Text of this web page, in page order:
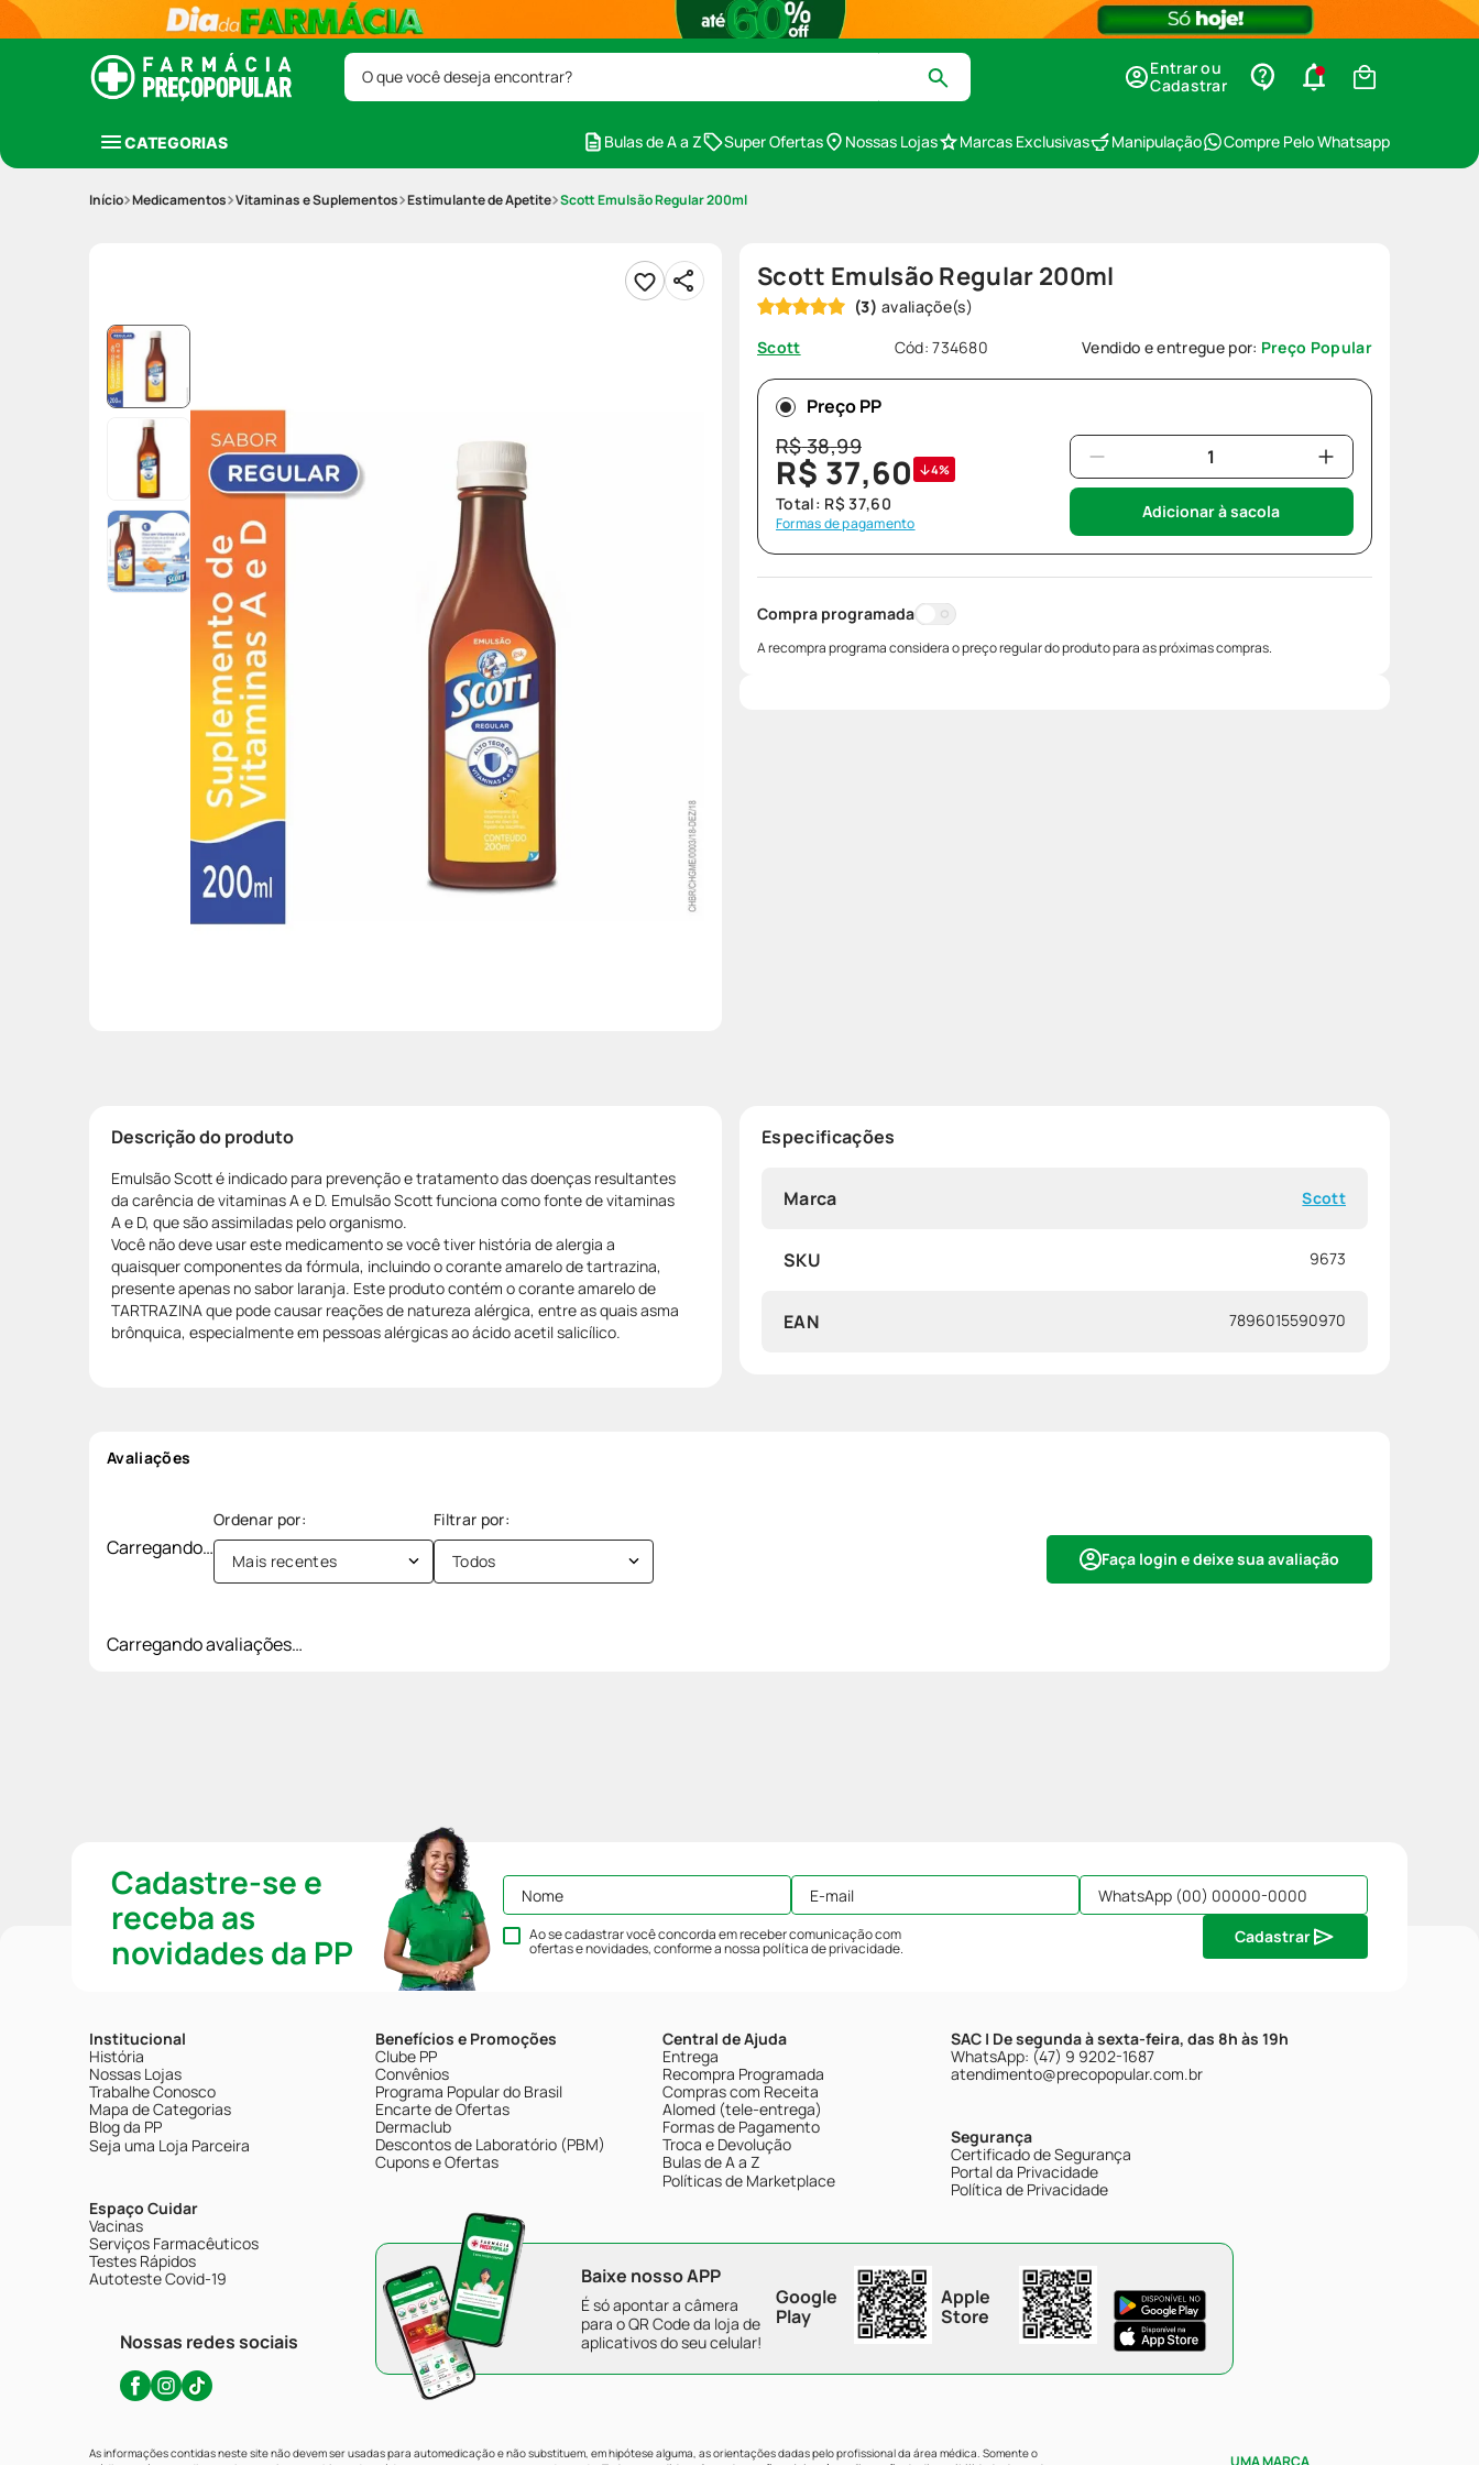
O que você deseja encontrar?
Entrar ou
Cadastrar
CATEGORIAS Bulas de A a Z Super Ofertas Nossas Lojas Marcas Exclusivas Manipulação Compre Pelo Whatsapp
Medicamentos Vitaminas e Suplementos Estimulante de Apetite Scott Emulsão Regular 200ml
Scott Emulsão Regular 200ml
(3)
Scott
Cód:734680 Vendido e entregue por: Preço Popular
Preço PP
R$38,99
R$ 37,60 4%
Total: R$ 37,60
Formas de pagamento
Adicionar à sacola
Compra programada
A recompra programa considera o preço regular do produto para as próximas compras.
Descrição do produto
Emulsão Scott é indicado para prevenção e tratamento das doenças resultantes
da carência de vitaminas A e D. Emulsão Scott funciona como fonte de vitaminas
A e D, que são assimiladas pelo organismo.
Você não deve usar este medicamento se você tiver história de alergia a
quaisquer componentes da fórmula, incluindo o corante amarelo de tartrazina,
presente apenas no sabor laranja. Este produto contém o corante amarelo de
TARTRAZINA que pode causar reações de natureza alérgica, entre as quais asma
brônquica, especialmente em pessoas alérgicas ao ácido acetil salicílico.
Especificações
Marca Scott
SKU 9673
EAN 7896015590970
Avaliações
Carregando… Faça login e deixe sua avaliação
Mais recentes Todos
Carregando avaliações…
Cadastre-se e
receba as
novidades da PP
Ao se cadastrar você concorda em receber comunicação com
ofertas e novidades, conforme a nossapolítica de privacidade.
Cadastrar
Institucional
História
Nossas Lojas
Trabalhe Conosco
Mapa de Categorias
Blog da PP
Seja uma Loja Parceira
Espaço Cuidar
Vacinas
Serviços Farmacêuticos
Testes Rápidos
Autoteste Covid-19
Nossas redes sociais
Benefícios e Promoções
Clube PP
Convênios
Programa Popular do Brasil
Encarte de Ofertas
Dermaclub
Descontos de Laboratório (PBM)
Cupons e Ofertas
Central de Ajuda
Entrega
Recompra Programada
Compras com Receita
Alomed (tele-entrega)
Formas de Pagamento
Troca e Devolução
Bulas de A a Z
Políticas de Marketplace
SAC | De segunda à sexta-feira, das 8h às 19h
WhatsApp: (47) 9 9202-1687
atendimento@precopopular.com.br
Segurança
Certificado de Segurança
Portal da Privacidade
Política de Privacidade
Baixe nosso APP
É só apontar a câmera
para o QR Code da loja de
aplicativos do seu celular!
Google
Play
Apple
Store
As informações contidas neste site não devem ser usadas para automedicação e não substituem, em hipótese alguma, as orientações dadas pelo profissional da área médica. Somente o
UMA MARCA